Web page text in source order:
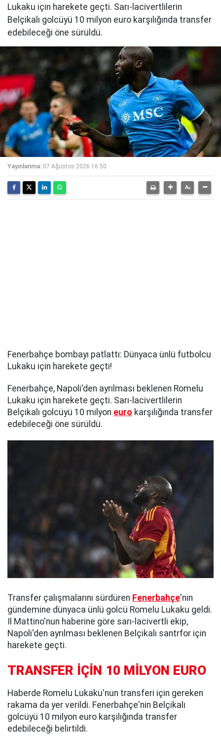
Lukaku için harekete geçti. Sarı-lacivertlilerin
Belçikalı golcüyü 10 milyon euro karşılığında transfer
edebileceği öne sürüldü.
Yayınlanma: 07 Ağustos 2026 16:50
Fenerbahçe bombayı patlattı: Dünyaca ünlü futbolcu
Lukaku için harekete geçti!
Fenerbahçe, Napoli'den ayrılması beklenen Romelu
Lukaku için harekete geçti. Sarı-lacivertlilerin
Belçikalı golcüyü 10 milyon euro karşılığında transfer
edebileceği öne sürüldü.
Transfer çalışmalarını sürdüren Fenerbahçe'nin
gündemine dünyaca ünlü golcü Romelu Lukaku geldi.
Il Mattino'nun haberine göre sarı-lacivertli ekip,
Napoli'den ayrılması beklenen Belçikalı santrfor için
harekete geçti.
TRANSFER İÇİN 10 MİLYON EURO
Haberde Romelu Lukaku'nun transferi için gereken
rakama da yer verildi. Fenerbahçe'nin Belçikalı
golcüyü 10 milyon euro karşılığında transfer
edebileceği belirtildi.